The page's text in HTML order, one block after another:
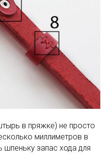
в пряжке) не просто
миллиметров в
шпеньку запас хода для